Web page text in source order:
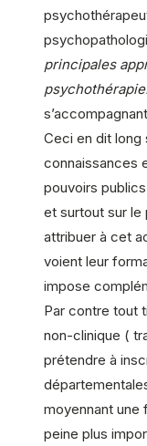
principales
Ceci en dit long
connaissances
pouvoirs
et surtout sur le
attribuer à cet
voient leur
impose
Par contre tout
non-clinique (
prétendre à
moyennant une
peine plus